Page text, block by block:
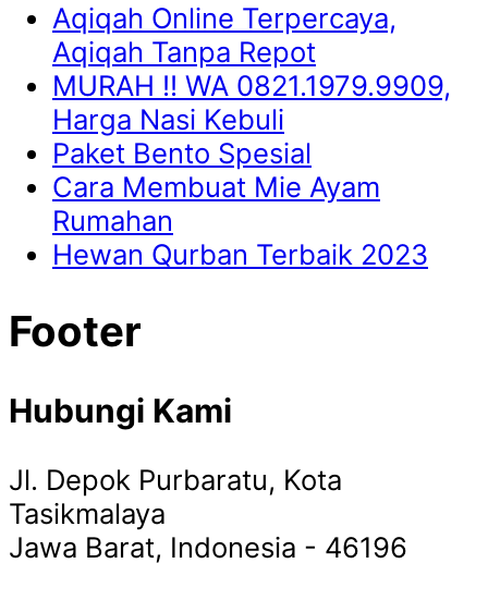
Aqiqah Online Terpercaya,
Aqiqah Tanpa Repot
MURAH !! WA 0821.1979.9909,
Harga Nasi Kebuli
Paket Bento Spesial
Cara Membuat Mie Ayam
Rumahan
Hewan Qurban Terbaik 2023
Footer
Hubungi Kami
Jl. Depok Purbaratu, Kota
Tasikmalaya
Jawa Barat, Indonesia - 46196